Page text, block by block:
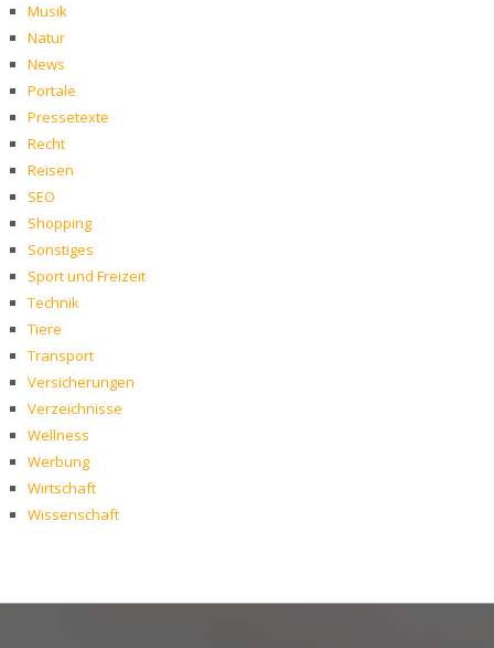
Musik
Natur
News
Portale
Pressetexte
Recht
Reisen
SEO
Shopping
Sonstiges
Sport und Freizeit
Technik
Tiere
Transport
Versicherungen
Verzeichnisse
Wellness
Werbung
Wirtschaft
Wissenschaft